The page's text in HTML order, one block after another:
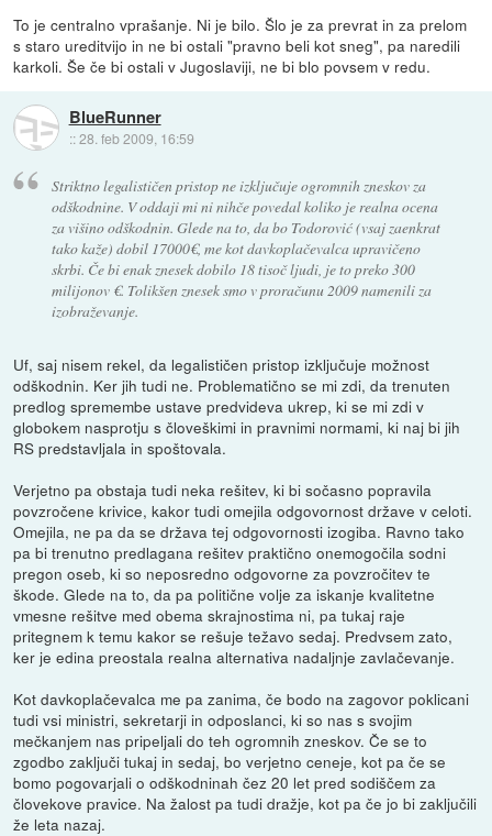
To je centralno vprašanje. Ni je bilo. Šlo je za prevrat in za prelom
s staro ureditvijo in ne bi ostali "pravno beli kot sneg", pa naredili
karkoli. Še če bi ostali v Jugoslaviji, ne bi blo povsem v redu.
BlueRunner
::28. feb 2009, 16:59
Striktno legalističen pristop ne izključuje ogromnih zneskov za
odškodnine. V oddaji mi ni nihče povedal koliko je realna ocena
za višino odškodnin. Glede na to, da bo Todorović (vsaj zaenkrat
tako kaže) dobil 17000€, me kot davkoplačevalca upravičeno
skrbi. Če bi enak znesek dobilo 18 tisoč ljudi, je to preko 300
milijonov €. Tolikšen znesek smo v proračunu 2009 namenili za
izobraževanje.
Uf, saj nisem rekel, da legalističen pristop izključuje možnost
odškodnin. Ker jih tudi ne. Problematično se mi zdi, da trenuten
predlog spremembe ustave predvideva ukrep, ki se mi zdi v
globokem nasprotju s človeškimi in pravnimi normami, ki naj bi jih
RS predstavljala in spoštovala.
Verjetno pa obstaja tudi neka rešitev, ki bi sočasno popravila
povzročene krivice, kakor tudi omejila odgovornost države v celoti.
Omejila, ne pa da se država tej odgovornosti izogiba. Ravno tako
pa bi trenutno predlagana rešitev praktično onemogočila sodni
pregon oseb, ki so neposredno odgovorne za povzročitev te
škode. Glede na to, da pa politične volje za iskanje kvalitetne
vmesne rešitve med obema skrajnostima ni, pa tukaj raje
pritegnem k temu kakor se rešuje težavo sedaj. Predvsem zato,
ker je edina preostala realna alternativa nadaljnje zavlačevanje.
Kot davkoplačevalca me pa zanima, če bodo na zagovor poklicani
tudi vsi ministri, sekretarji in odposlanci, ki so nas s svojim
mečkanjem nas pripeljali do teh ogromnih zneskov. Če se to
zgodbo zaključi tukaj in sedaj, bo verjetno ceneje, kot pa če se
bomo pogovarjali o odškodninah čez 20 let pred sodiščem za
človekove pravice. Na žalost pa tudi dražje, kot pa če jo bi zaključili
že leta nazaj.